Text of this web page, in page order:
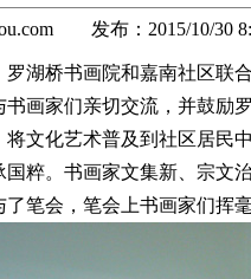
发布： 2015/10/30
罗湖桥书画院和嘉南社区
书画家们亲切交流，并鼓
将文化艺术普及到社区居民
国粹。书画家文集新、宗文
了笔会，笔会上书画家们挥